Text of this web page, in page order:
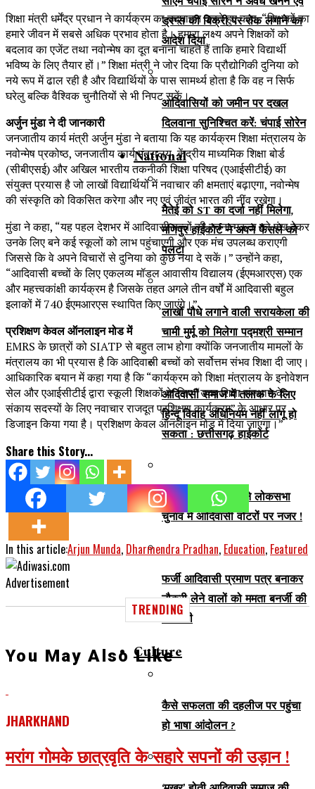
ड्रग्स की बिक्री पर रोक लगाने का
आदेश दिया
आदिवासियों को जमीन पर दखल
दिलवाना सुनिश्चित करें: चंपाई सोरेन
National
मैतेई को ST का दर्जा नहीं मिलेगा,
मणिपुर हाईकोर्ट ने अपने फैसले को
पलटा
लाखों पौधे लगाने वाली सरायकेला की
चामी मुर्मू को मिलेगा पद्मश्री सम्मान
आदिवासी समाज में तलाक के लिए
हिन्दू विवाह अधिनियम नहीं लागू हो
सकता : छत्तीसगढ़ हाईकोर्ट
विष्णु देव साय के बहाने लोकसभा
चुनाव में आदिवासी वोटरों पर नजर !
फर्जी आदिवासी प्रमाण पत्र बनाकर
नौकरी लेने वालों को ममता बनर्जी की
चेतावनी
Culture
कैसे सफलता की दहलीज पर पहुंचा
हो भाषा आंदोलन ?
शिक्षा मंत्री धर्मेंद्र प्रधान ने कार्यक्रम का उद्घाटन करते हुए कहा, “शिक्षकों का
हमारे जीवन में सबसे अधिक प्रभाव होता है। हमारा लक्ष्य अपने शिक्षकों को
बदलाव का एजेंट तथा नवोन्मेष का दूत बनाना चाहते हैं ताकि हमारे विद्यार्थी
भविष्य के लिए तैयार हों।” शिक्षा मंत्री ने जोर दिया कि प्रौद्योगिकी दुनिया को
नये रूप में ढाल रही है और विद्यार्थियों के पास सामर्थ्य होता है कि वह न सिर्फ
घरेलु बल्कि वैश्विक चुनौतियों से भी निपट सकें।
अर्जुन मुंडा ने दी जानकारी
जनजातीय कार्य मंत्री अर्जुन मुंडा ने बताया कि यह कार्यक्रम शिक्षा मंत्रालय के
नवोन्मेष प्रकोष्ठ, जनजातीय कार्य मंत्रालय, केंद्रीय माध्यमिक शिक्षा बोर्ड
(सीबीएसई) और अखिल भारतीय तकनीकी शिक्षा परिषद (एआईसीटीई) का
संयुक्त प्रयास है जो लाखों विद्यार्थियों में नवाचार की क्षमताएं बढ़ाएगा, नवोन्मेष
की संस्कृति को विकसित करेगा और नए एवं जीवंत भारत की नींव रखेगा।
मुंडा ने कहा, “यह पहल देशभर में आदिवासी बच्चों की रचनात्मकता को पंख देकर
उनके लिए बने कई स्कूलों को लाभ पहुंचाएगी और एक मंच उपलब्ध कराएगी
जिससे कि वे अपने विचारों से दुनिया को कुछ नया दे सकें।” उन्होंने कहा,
“आदिवासी बच्चों के लिए एकलव्य मॉडल आवासीय विद्यालय (ईएमआरएस) एक
और महत्त्वकांक्षी कार्यक्रम है जिसके तहत अगले तीन वर्षों में आदिवासी बहुल
इलाकों में 740 ईएमआरएस स्थापित किए जाएंगे।”
प्रशिक्षण केवल ऑनलाइन मोड में
EMRS के छात्रों को SIATP से बहुत लाभ होगा क्योंकि जनजातीय मामलों के
मंत्रालय का भी प्रयास है कि आदिवासी बच्चों को सर्वोत्तम संभव शिक्षा दी जाए।
आधिकारिक बयान में कहा गया है कि “कार्यक्रम को शिक्षा मंत्रालय के इनोवेशन
सेल और एआईसीटीई द्वारा स्कूली शिक्षकों के लिए “उच्च शिक्षा संस्थान के
संकाय सदस्यों के लिए नवाचार राजदूत प्रशिक्षण कार्यक्रम” के आधार पर
डिजाइन किया गया है। प्रशिक्षण केवल ऑनलाइन मोड में दिया जाएगा।”
Share this Story...
In this article:Arjun Munda, Dharmendra Pradhan, Education, Featured
Advertisement
TRENDING
You May Also Like
JHARKHAND
मरांग गोमके छात्रवृति के सहारे सपनों की उड़ान !